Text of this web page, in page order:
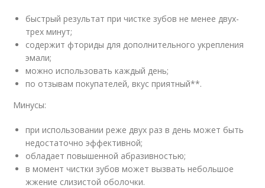
быстрый результат при чистке зубов не менее двух-
трех минут;
содержит фториды для дополнительного укрепления
эмали;
можно использовать каждый день;
по отзывам покупателей, вкус приятный**.
Минусы:
при использовании реже двух раз в день может быть
недостаточно эффективной;
обладает повышенной абразивностью;
в момент чистки зубов может вызвать небольшое
жжение слизистой оболочки.